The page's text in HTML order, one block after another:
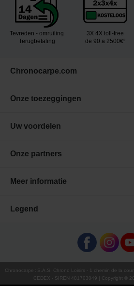
Tevreden - omruiling
Terugbetaling
3X 4X toll-free
de 90 a 2500€²
Chronocarpe.com
Onze toezeggingen
Uw voordelen
Onze partners
Meer informatie
Legend
Chronocarpe : S.A.S. Chrono Loisirs - 1 chemin de la
CEDEX - SIREN 481703049 | Copyright ©